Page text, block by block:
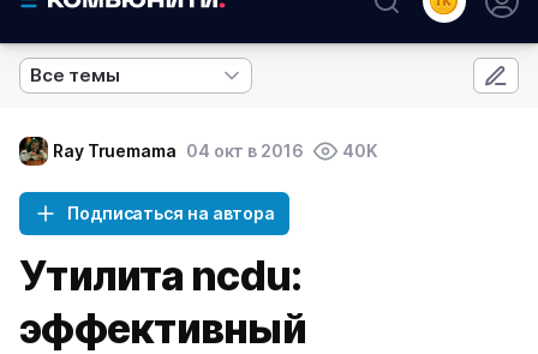
Все темы
Ray Truemama 04 окт в 2016 40K
Подписаться на автора
Утилита ncdu:
эффективный